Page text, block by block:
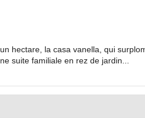
hectare, la casa vanella, qui
suite familiale en rez de jardin...